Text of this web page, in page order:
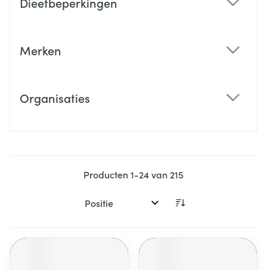
Merken
Organisaties
Producten1-24van 215
Sorteer op: